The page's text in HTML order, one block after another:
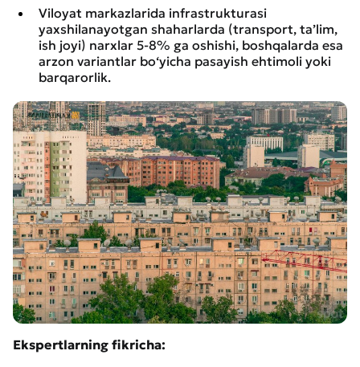
Viloyat markazlarida infrastrukturasi
yaxshilanayotgan shaharlarda (transport, ta’lim,
ish joyi) narxlar 5-8% ga oshishi, boshqalarda esa
arzon variantlar bo‘yicha pasayish ehtimoli yoki
barqarorlik.
Ekspertlarning fikricha: